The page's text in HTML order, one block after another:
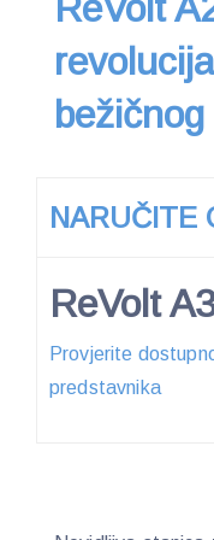
NARUČITE
ReVolt
Provjerite
predstavnika